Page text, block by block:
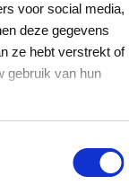
voor social media,
deze gegevens
ze hebt verstrekt of
gebruik van hun